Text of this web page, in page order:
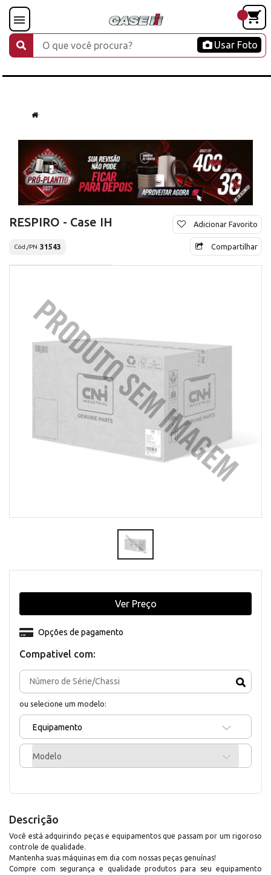
Usar Foto
RESPIRO - Case IH
Cód./PN 31543
Adicionar Favorito
Compartilhar
Compativel com:
ou selecione um modelo:
Equipamento
Modelo
Opções de pagamento
Ver Preço
Descrição
Você está adquirindo peças e equipamentos que passam por um rigoroso
controle de qualidade.
Mantenha suas máquinas em dia com nossas peças genuínas!
Compre com segurança e qualidade produtos para seu equipamento